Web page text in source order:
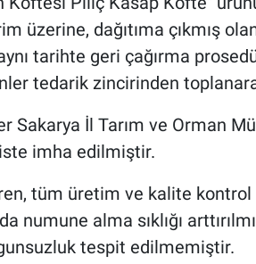
üzerine, dağıtıma çıkmış
tarihte geri çağırma
tedarik zincirinden
Sakarya İl Tarım ve Orman
imha edilmiştir.
tüm üretim ve kalite
numune alma sıklığı
tespit edilmemiştir.